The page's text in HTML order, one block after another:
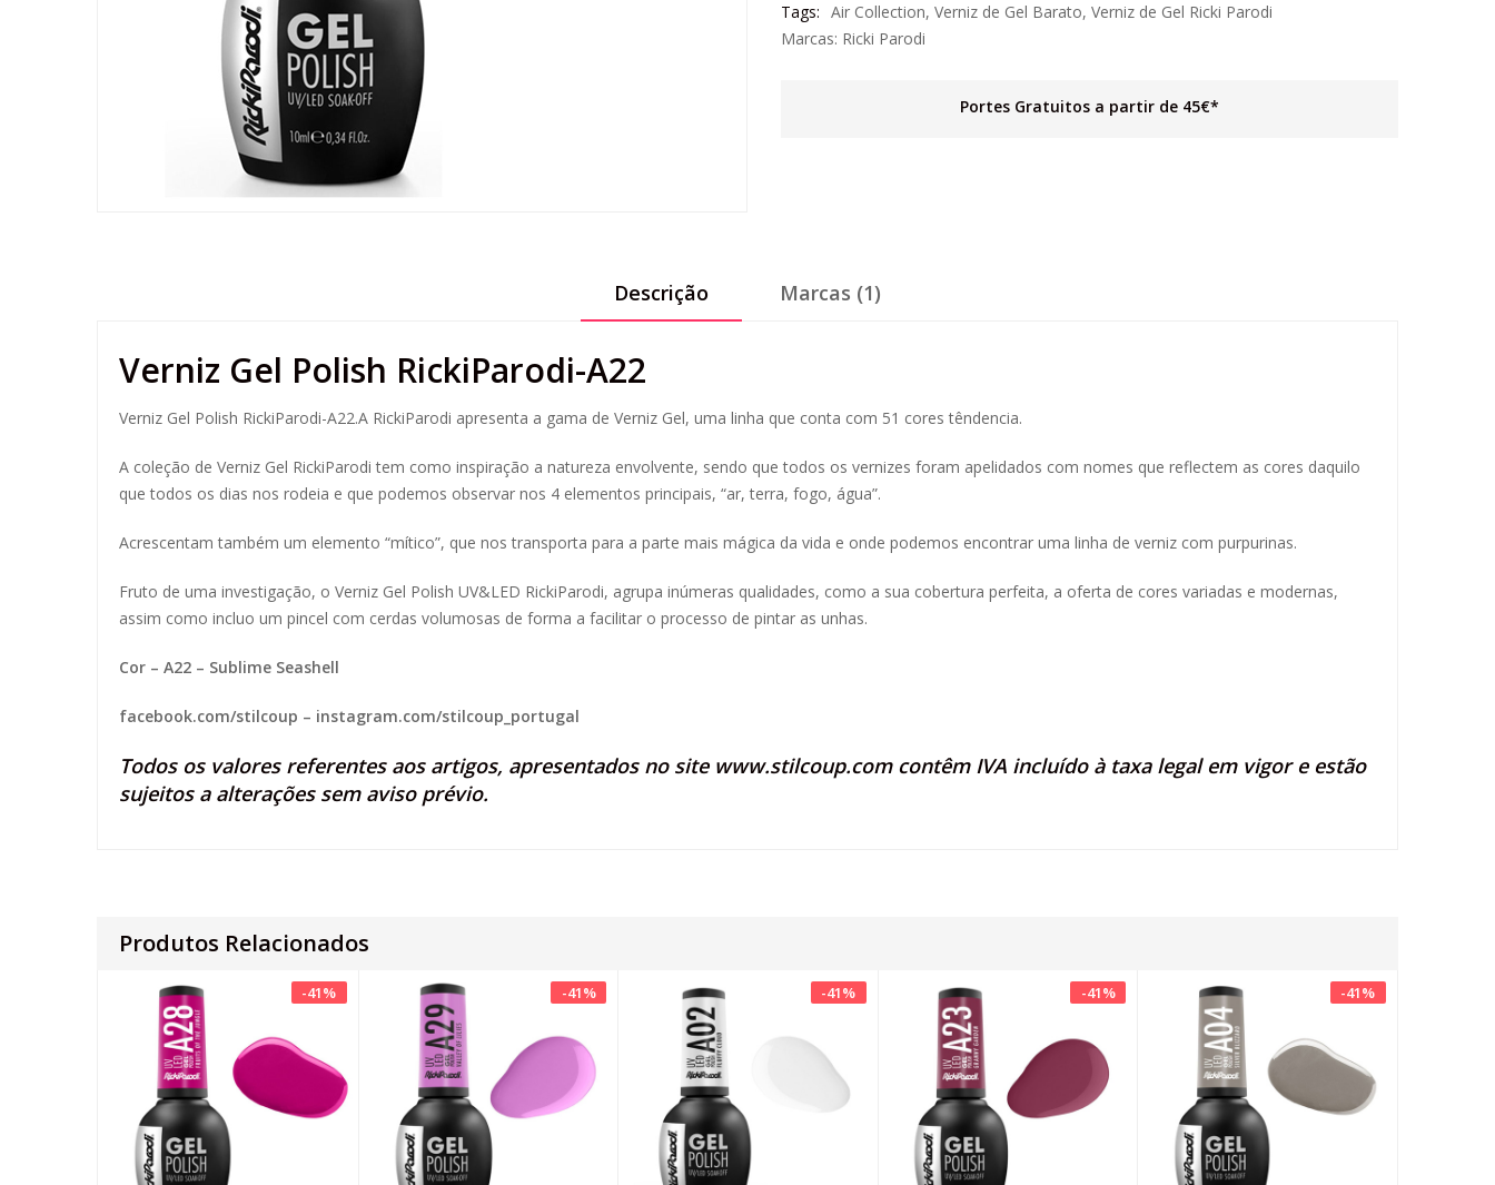
Tags: Air Collection, Verniz de Gel Barato, Verniz de Gel Ricki Parodi
Marcas: Ricki Parodi
Portes Gratuitos a partir de 45€*
Descrição Marcas (1)
Verniz Gel Polish RickiParodi-A22
Verniz Gel Polish RickiParodi-A22.A RickiParodi apresenta a gama de Verniz Gel, uma linha que conta com 51 cores têndencia.
A coleção de Verniz Gel RickiParodi tem como inspiração a natureza envolvente, sendo que todos os vernizes foram apelidados com nomes que reflectem as cores daquilo
que todos os dias nos rodeia e que podemos observar nos 4 elementos principais, “ar, terra, fogo, água”.
Acrescentam também um elemento “mítico”, que nos transporta para a parte mais mágica da vida e onde podemos encontrar uma linha de verniz com purpurinas.
Fruto de uma investigação, o Verniz Gel Polish UV&LED RickiParodi, agrupa inúmeras qualidades, como a sua cobertura perfeita, a oferta de cores variadas e modernas,
assim como incluo um pincel com cerdas volumosas de forma a facilitar o processo de pintar as unhas.
Cor – A22 – Sublime Seashell
facebook.com/stilcoup – instagram.com/stilcoup_portugal
Todos os valores referentes aos artigos, apresentados no site www.stilcoup.comcontêm IVA incluído à taxa legal em vigor e estão
sujeitos a alterações sem aviso prévio.
Produtos Relacionados
-41% -41% -41% -41% -41%